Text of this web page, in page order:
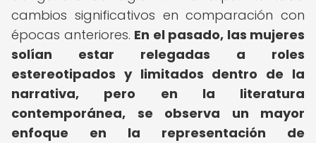
cambios significativos en comparación con
épocas anteriores. En el pasado, las mujeres
solían estar relegadas a roles
estereotipados y limitados dentro de la
narrativa, pero en la literatura
contemporánea, se observa un mayor
enfoque en la representación de